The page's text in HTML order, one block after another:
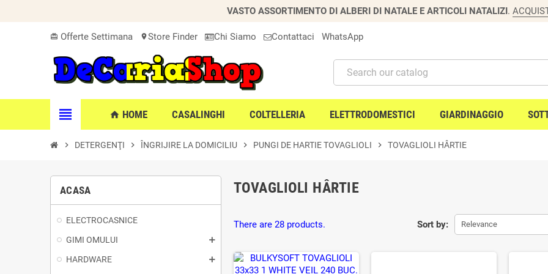
VASTO ASSORTIMENTO DI ALBERI DI NATALE E ARTICOLI NATALIZI.
card_giftcard Offerte Settimana location_onStore Finder Chi Siamo Contattaci WhatsApp
view_headline home HOME CASALINGHI COLTELLERIA ELETTRODOMESTICI GIARDINAGGIO
chevron_right DETERGENŢI chevron_right ÎNGRIJIRE LA DOMICILIU chevron_right PUNGI DE HARTIE TOVAGLIOLI chevron_right TOVAGLIOLI HÂRTIE
ACASA
ELECTROCASNICE
GIMI OMULUI
HARDWARE
TOVAGLIOLI HÂRTIE
Sort by: Relevance
There are 28 products.